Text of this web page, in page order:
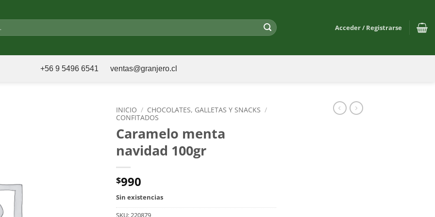
Acceder / Registrarse
+56 9 5496 6541 ventas@granjero.cl
INICIO / CHOCOLATES, GALLETAS Y SNACKS /
CONFITADOS
Caramelo menta
navidad 100gr
$990
Sin existencias
SKU: 220879